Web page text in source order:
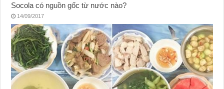
Socola có nguồn gốc từ nước nào?
14/09/2017